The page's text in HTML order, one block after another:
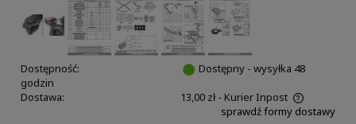
Dostępność:
Dostępny - wysyłka 48
godzin
Dostawa:
13,00 zł - Kurier Inpost
sprawdź formy dostawy